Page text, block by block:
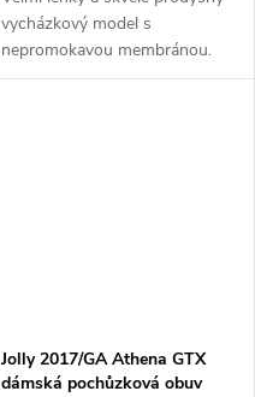
vycházkový model s
nepromokavou membránou.
Jolly 2017/GA Athena GTX
dámská pochůzková obuv